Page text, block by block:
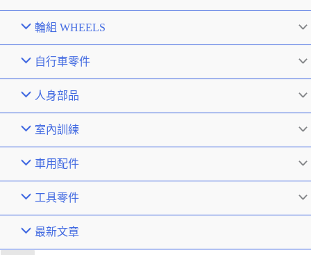
輪組 WHEELS
自行車零件
人身部品
室內訓練
車用配件
工具零件
最新文章